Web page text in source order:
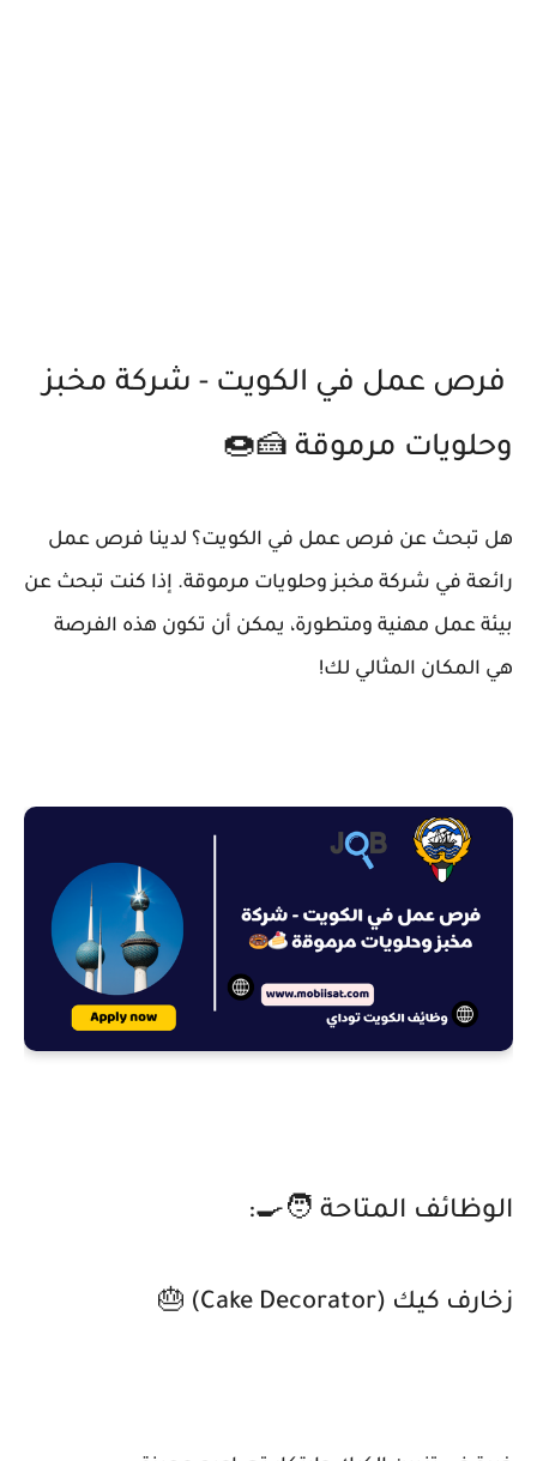
فرص عمل في الكويت - شركة مخبز
وحلويات مرموقة 🍰🍩
هل تبحث عن فرص عمل في الكويت؟ لدينا فرص عمل
رائعة في شركة مخبز وحلويات مرموقة. إذا كنت تبحث عن
بيئة عمل مهنية ومتطورة، يمكن أن تكون هذه الفرصة
هي المكان المثالي لك!
الوظائف المتاحة 🧑‍🍳:
زخارف كيك (Cake Decorator) 🎂